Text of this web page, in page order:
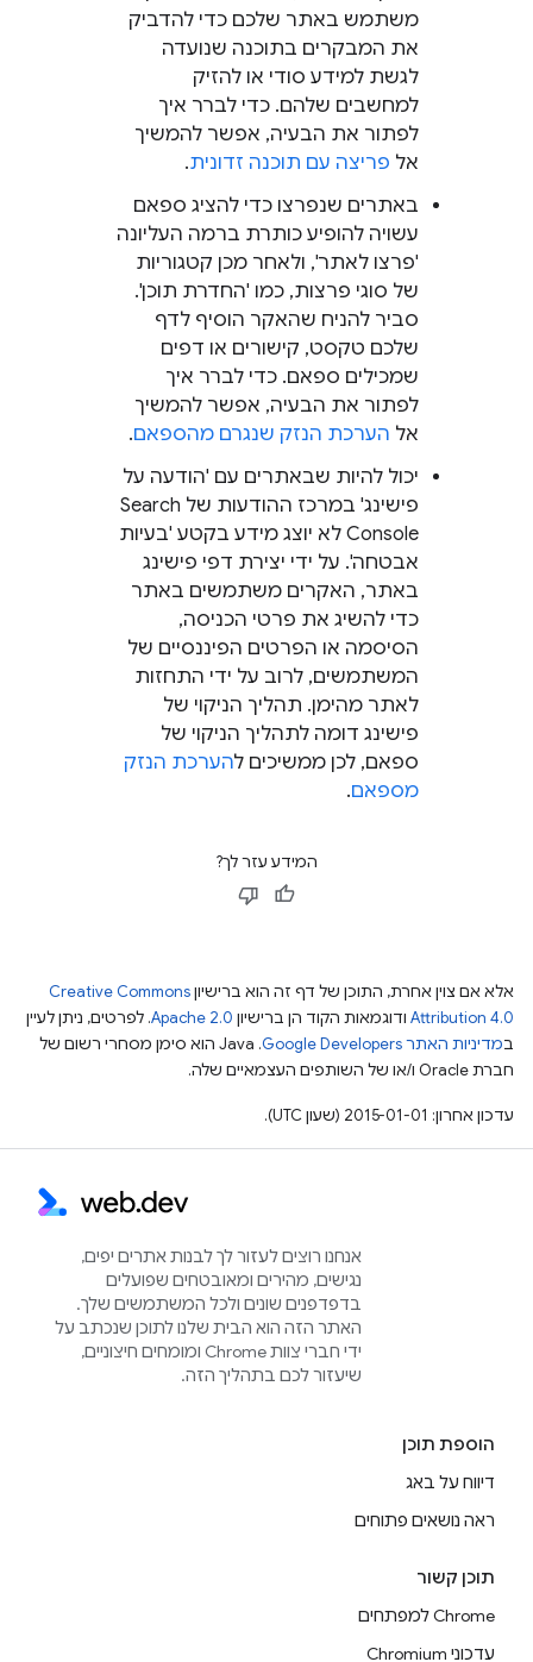
משתמש באתר שלכם כדי להדביק
את המבקרים בתוכנה שנועדה
לגשת למידע סודי או להזיק
למחשבים שלהם. כדי לברר איך
לפתור את הבעיה, אפשר להמשיך
אל פריצה עם תוכנה זדונית.
באתרים שנפרצו כדי להציג ספאם
עשויה להופיע כותרת ברמה העליונה
'פרצו לאתר', ולאחר מכן קטגוריות
של סוגי פרצות, כמו 'החדרת תוכן'.
סביר להניח שהאקר הוסיף לדף
שלכם טקסט, קישורים או דפים
שמכילים ספאם. כדי לברר איך
לפתור את הבעיה, אפשר להמשיך
אל הערכת הנזק שנגרם מהספאם.
יכול להיות שבאתרים עם 'הודעה על
פישינג' במרכז ההודעות של Search
Console לא יוצג מידע בקטע 'בעיות
אבטחה'. על ידי יצירת דפי פישינג
באתר, האקרים משתמשים באתר
כדי להשיג את פרטי הכניסה,
הסיסמה או הפרטים הפיננסיים של
המשתמשים, לרוב על ידי התחזות
לאתר מהימן. תהליך הניקוי של
פישינג דומה לתהליך הניקוי של
ספאם, לכן ממשיכים להערכת הנזק
מספאם.
המידע עזר לך?
אלא אם צוין אחרת, התוכן של דף זה הוא ברישיוןCreative Commons
Attribution 4.0 ודוגמאות הקוד הן ברישיון Apache 2.0. לפרטים, ניתן לעיין
במדיניות האתר Google Developers‏
.‏ Java הוא סימן מסחרי רשום של
חברת Oracle ו/או של השותפים העצמאיים שלה.
עדכון אחרון: 2015-01-01 (שעון UTC).
אנחנו רוצים לעזור לך לבנות אתרים יפים,
נגישים, מהירים ומאובטחים שפועלים
בדפדפנים שונים ולכל המשתמשים שלך.
האתר הזה הוא הבית שלנו לתוכן שנכתב על
ידי חברי צוות Chrome ומומחים חיצוניים,
שיעזור לכם בתהליך הזה.
הוספת תוכן
דיווח על באג
ראה נושאים פתוחים
תוכן קשור
Chrome למפתחים
עדכוני Chromium